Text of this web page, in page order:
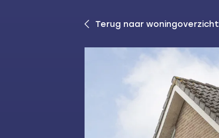
Terug naar woningoverzicht